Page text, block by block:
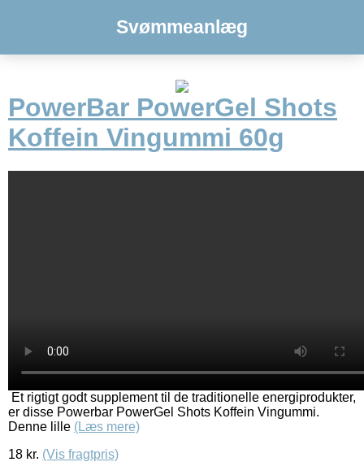
Svømmeanlæg
PowerBar PowerGel Shots
Koffein Vingummi 60g
Et rigtigt godt supplement til de traditionelle energiprodukter,
er disse Powerbar PowerGel Shots Koffein Vingummi.
Denne lille (Læs mere)
18 kr. (Vis fragtpris)